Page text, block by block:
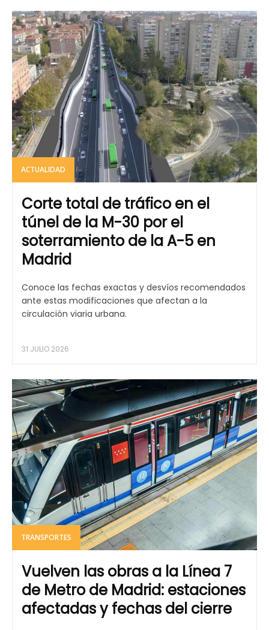
ACTUALIDAD
Corte total de tráfico en el
túnel de la M-30 por el
soterramiento de la A-5 en
Madrid
Conoce las fechas exactas y desvíos recomendados
ante estas modificaciones que afectan a la
circulación viaria urbana.
31 JULIO 2026
TRANSPORTES
Vuelven las obras a la Línea 7
de Metro de Madrid: estaciones
afectadas y fechas del cierre